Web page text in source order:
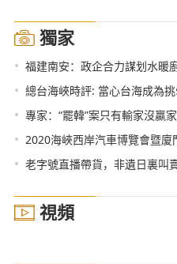
獨家
• 福建南安：政企合力謀划水暖
• 總台海峽時評: 當心台海成為挑
• 專家：“罷韓”案只有輸家沒贏家
• 2020海峽西岸汽車博覽會暨廈門市首
• 老字號直播帶貨，非遺日裏叫
視頻